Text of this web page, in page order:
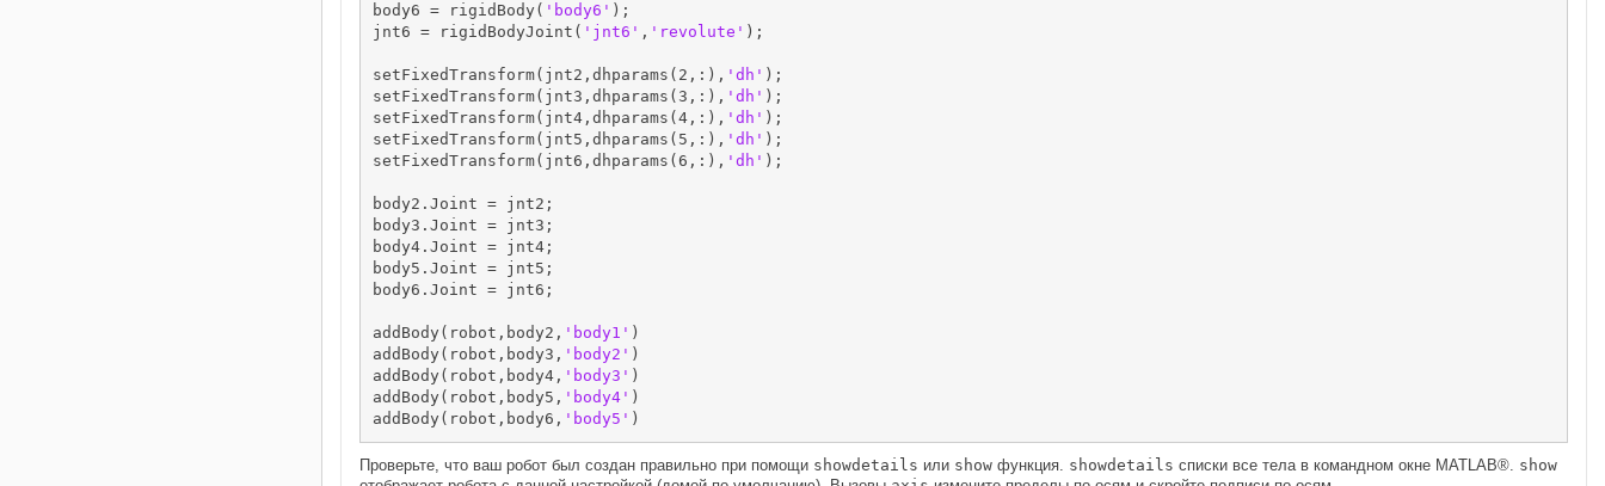
body6 = rigidBody( 'body6' );
jnt6 = rigidBodyJoint( 'jnt6' , 'revolute' );
setFixedTransform(jnt2,dhparams(2,:), 'dh' );
setFixedTransform(jnt3,dhparams(3,:), 'dh' );
setFixedTransform(jnt4,dhparams(4,:), 'dh' );
setFixedTransform(jnt5,dhparams(5,:), 'dh' );
setFixedTransform(jnt6,dhparams(6,:), 'dh' );
body2.Joint = jnt2;
body3.Joint = jnt3;
body4.Joint = jnt4;
body5.Joint = jnt5;
body6.Joint = jnt6;
addBody(robot,body2, 'body1' )
addBody(robot,body3, 'body2' )
addBody(robot,body4, 'body3' )
addBody(robot,body5, 'body4' )
addBody(robot,body6, 'body5' )
Проверьте, что ваш робот был создан правильно при помощи showdetails или show функция. showdetails списки все тела в командном окне MATLAB®. show